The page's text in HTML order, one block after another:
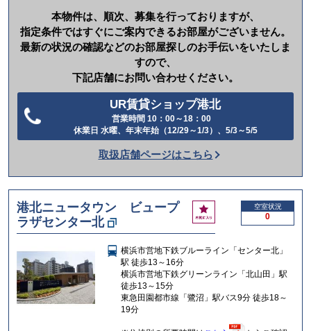
本物件は、順次、募集を行っておりますが、
指定条件ではすぐにご案内できるお部屋がございません。
最新の状況の確認などのお部屋探しのお手伝いをいたしま
すので、
下記店舗にお問い合わせください。
UR賃貸ショップ港北
営業時間 10：00～18：00
休業日 水曜、年末年始（12/29～1/3）、5/3～5/5
話
か
け
る
取扱店舗ページはこちら
港北ニュータウン ビュープ
ラザセンター北
お
気
に
空室状況
0
横浜市営地下鉄ブルーライン「センター北」
駅 徒歩13～16分
横浜市営地下鉄グリーンライン「北山田」駅
徒歩13～15分
東急田園都市線「鷺沼」駅バス9分 徒歩18～
19分